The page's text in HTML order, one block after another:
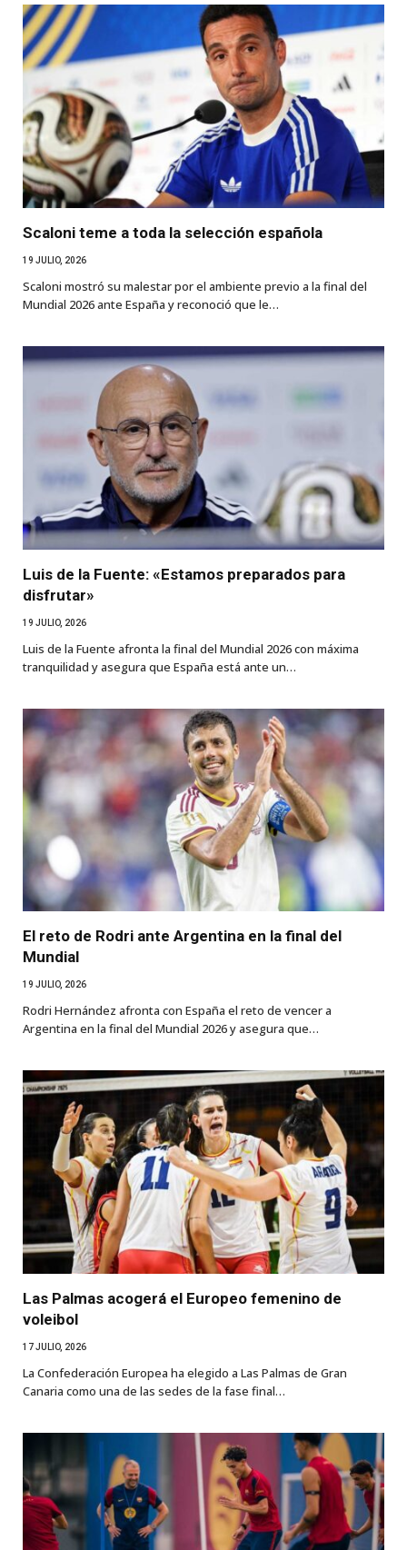
Scaloni teme a toda la selección española
19 JULIO, 2026
Scaloni mostró su malestar por el ambiente previo a la final del
Mundial 2026 ante España y reconoció que le…
Luis de la Fuente: «Estamos preparados para
disfrutar»
19 JULIO, 2026
Luis de la Fuente afronta la final del Mundial 2026 con máxima
tranquilidad y asegura que España está ante un…
El reto de Rodri ante Argentina en la final del
Mundial
19 JULIO, 2026
Rodri Hernández afronta con España el reto de vencer a
Argentina en la final del Mundial 2026 y asegura que…
Las Palmas acogerá el Europeo femenino de
voleibol
17 JULIO, 2026
La Confederación Europea ha elegido a Las Palmas de Gran
Canaria como una de las sedes de la fase final…